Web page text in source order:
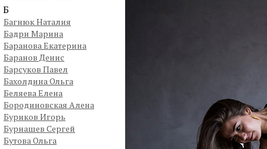
Б
Багнюк Наталия
Бадри Марина
Баранова Екатерина
Баранов Денис
Барсуков Павел
Бахолдина Ольга
Беляева Елена
Бородиновская Алена
Буриков Игорь
Бурнашев Сергей
Бутова Ольга